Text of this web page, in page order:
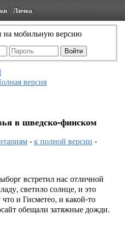
Личка
мобильную версию
версия
в шведско-финском
-к полной версии -
встретил нас отличной
светило солнце, и это
и Гисметео, и какой-то
обещали затяжные дожди.